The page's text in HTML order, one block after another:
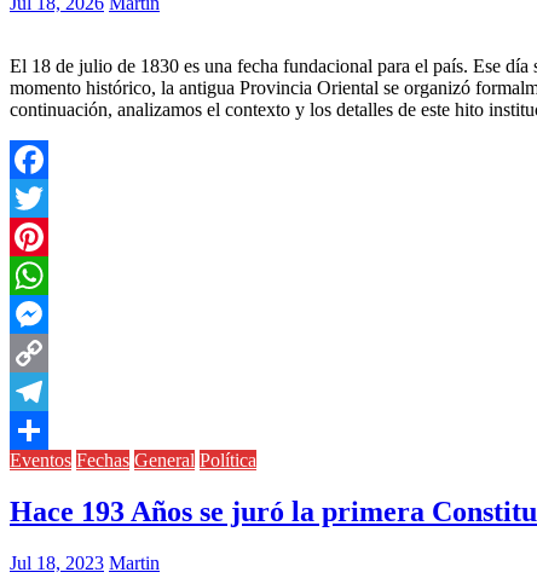
El 18 de julio de 1830 es una fecha fundacional para el país. Ese
momento histórico, la antigua Provincia Oriental se organizó
continuación, analizamos el contexto y los detalles de este hito
Facebook
Twitter
Pinterest
WhatsApp
Messenger
Copy
Link
Telegram
Compartir
Eventos Fechas General Política
Hace 193 Años se juró la primera
Jul 18, 2023 Martin